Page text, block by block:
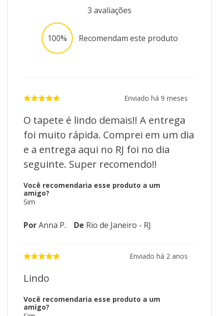
3 avaliações
100% Recomendam este produto
Enviado há 9 meses
O tapete é lindo demais!! A entrega
foi muito rápida. Comprei em um dia
e a entrega aqui no RJ foi no dia
seguinte. Super recomendo!!
Você recomendaria esse produto a um
amigo?
Sim
PorAnna P. De Rio de Janeiro - RJ
Enviado há 2 anos
Lindo
Você recomendaria esse produto a um
amigo?